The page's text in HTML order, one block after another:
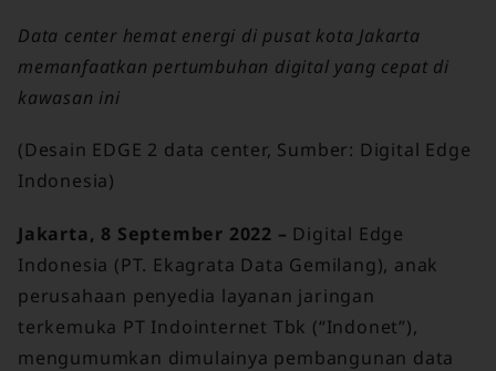
Data center hemat energi di pusat kota Jakarta
memanfaatkan pertumbuhan digital yang cepat di
kawasan ini
(Desain EDGE 2 data center, Sumber: Digital Edge
Indonesia)
Jakarta, 8 September 2022 – Digital Edge
Indonesia (PT. Ekagrata Data Gemilang), anak
perusahaan penyedia layanan jaringan
terkemuka PT Indointernet Tbk (“Indonet”),
mengumumkan dimulainya pembangunan data